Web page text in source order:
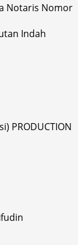
Notaris Nomor
Indah
PRODUCTION